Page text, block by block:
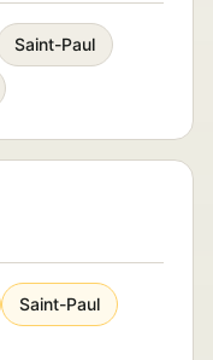
Saint-Paul
Saint-Paul